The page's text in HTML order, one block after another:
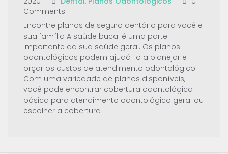
Comments
Encontre planos de seguro dentário para você e
sua família A saúde bucal é uma parte
importante da sua saúde geral. Os planos
odontológicos podem ajudá-lo a planejar e
orçar os custos de atendimento odontológico
Com uma variedade de planos disponíveis,
você pode encontrar cobertura odontológica
básica para atendimento odontológico geral ou
escolher a cobertura